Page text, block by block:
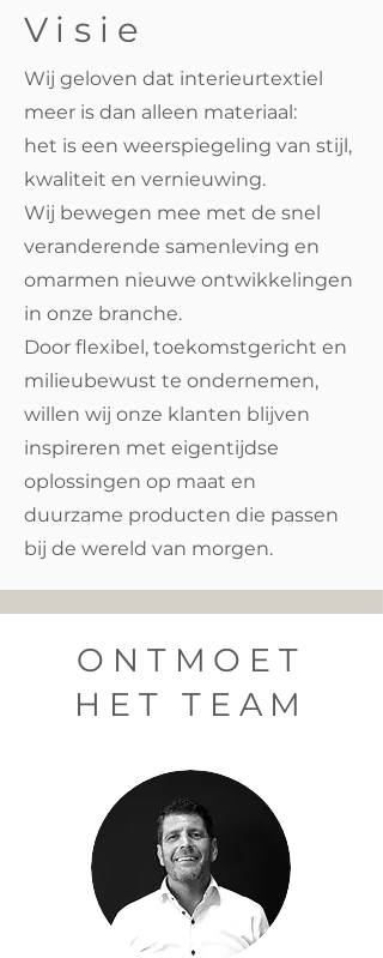
Visie
Wij geloven dat interieurtextiel
meer is dan alleen materiaal:
het is een weerspiegeling van stijl,
kwaliteit en vernieuwing.
Wij bewegen mee met de snel
veranderende samenleving en
omarmen nieuwe ontwikkelingen
in onze branche.
Door flexibel, toekomstgericht en
milieubewust te ondernemen,
willen wij onze klanten blijven
inspireren met eigentijdse
oplossingen op maat en
duurzame producten die passen
bij de wereld van morgen.
ONTMOET
HET TEAM